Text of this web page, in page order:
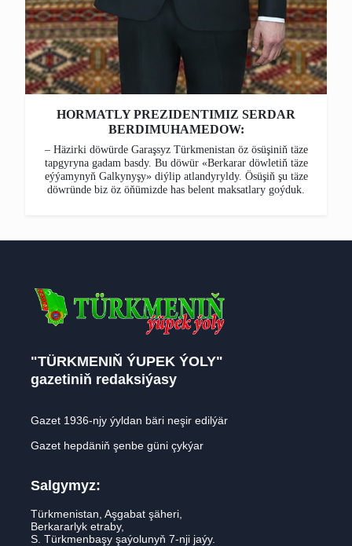
HORMATLY PREZIDENTIMIZ SERDAR
BERDIMUHAMEDOW:
– Häzirki döwürde Garaşsyz Türkmenistan öz ösüşiniň täze
tapgyryna gadam basdy. Bu döwür «Berkarar döwletiň täze
eýýamynyň Galkynyşy» diýlip atlandyryldy. Ösüşiň şu täze
döwründe biz öz öňümizde has belent maksatlary goýduk.
"TÜRKMENIŇ ÝUPEK ÝOLY"
gazetiniň redaksiýasy
Gazet 1936-njy ýyldan bäri neşir edilýär
Gazet hepdäniň şenbe güni çykýar
Salgymyz:
Türkmenistan, Aşgabat şäheri,
Berkararlyk etraby,
S. Türkmenbaşy şaýolunyň 7-nji jaýy.